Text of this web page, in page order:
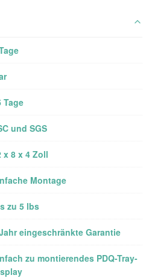
Tage
und SGS
x 8 x 4 Zoll
Montage
zu 5 lbs
eingeschränkte Garantie
zu montierendes PDQ-Tray-